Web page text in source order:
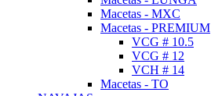
Macetas - MXC
Macetas - PREMIUM
VCG # 10.5
VCG # 12
VCH # 14
Macetas - TO